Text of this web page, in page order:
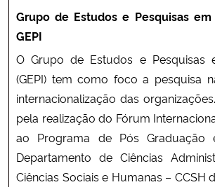
Grupo de Estudos e Pesquisas
GEPI
O Grupo de Estudos e Pesquisas
(GEPI) tem como foco a pesquisa
internacionalização das
pela realização do Fórum
ao Programa de Pós Graduação
Departamento de Ciências
Ciências Sociais e Humanas – CCSH